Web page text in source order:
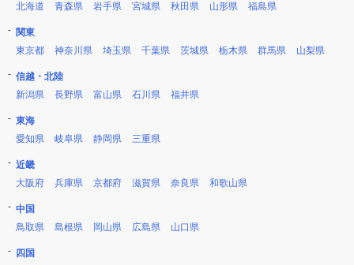
北海道
青森県 岩手県 宮城県 秋田県 山形県 福島県
関東
東京都
神奈川県 埼玉県 千葉県 茨城県 栃木県 群馬県 山梨県
信越・北陸
新潟県
長野県 富山県 石川県 福井県
東海
愛知県
岐阜県 静岡県 三重県
近畿
大阪府
兵庫県 京都府 滋賀県 奈良県 和歌山県
中国
鳥取県
島根県 岡山県 広島県 山口県
四国